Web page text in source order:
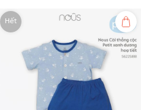
Kháng khuẩn
Kiểm soát nhiệt độ
Hết